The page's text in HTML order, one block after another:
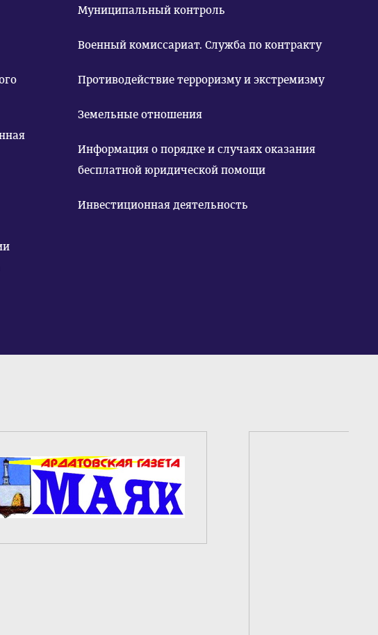
Муниципальный контроль
Военный комиссариат. Служба по контракту
Противодействие терроризму и экстремизму
Земельные отношения
Информация о порядке и случаях оказания
бесплатной юридической помощи
Инвестиционная деятельность